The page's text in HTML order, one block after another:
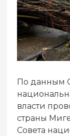
По данным
власти
страны
Совета